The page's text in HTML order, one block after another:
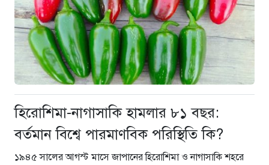
হিরোশিমা-নাগাসাকি হামলার ৮১ বছর:
বর্তমান বিশ্বে পারমাণবিক পরিস্থিতি কি?
১৯৪৫ সালের আগস্ট মাসে জাপানের হিরোশিমা ও নাগাসাকি শহরে